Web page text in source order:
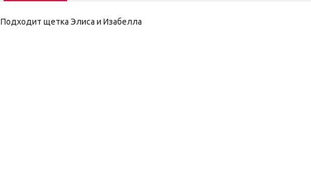
Подходит щетка Элиса и Изабелла